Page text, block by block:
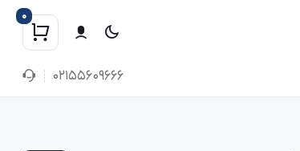
0
02155609666